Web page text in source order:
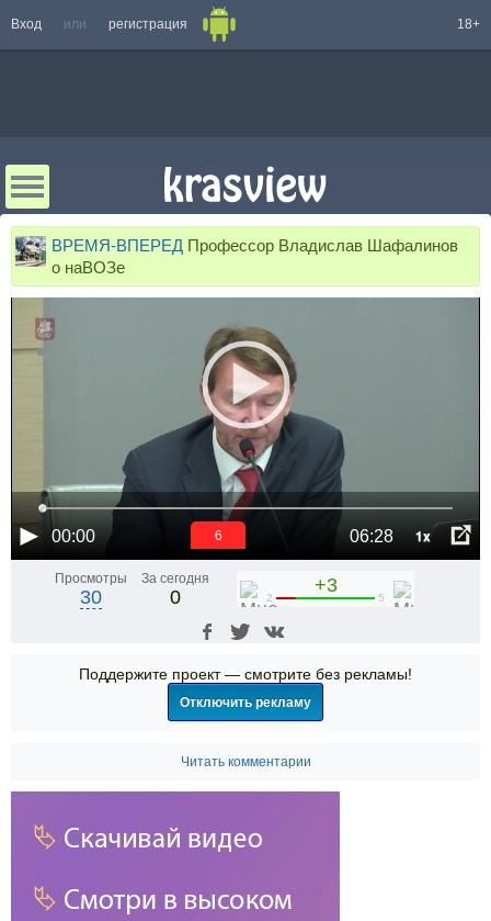
Вход или регистрация 18+
ВРЕМЯ-ВПЕРЕД Профессор Владислав Шафалинов
о наВОЗе
00:00 06:28 1x
5
Просмотры
30
За сегодня
0
+3
2 5
Поддержите проект — смотрите без рекламы!
Отключить рекламу
Читать комментарии